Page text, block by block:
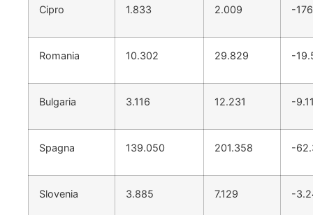
Cipro 1.833 2.009 -176
Romania 10.302 29.829 -
Bulgaria 3.116 12.231 -
Spagna 139.050 201.358 -
Slovenia 3.885 7.129 -